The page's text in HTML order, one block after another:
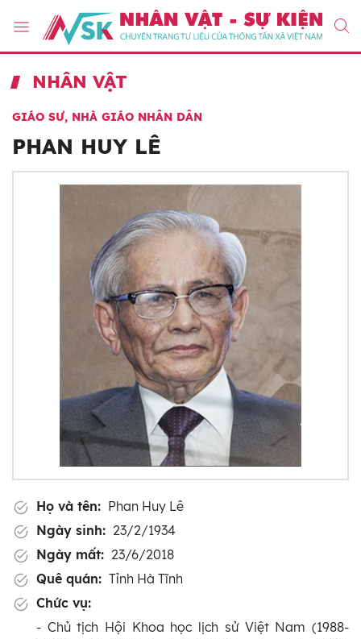
NHÂN VẬT
GIÁO SƯ, NHÀ GIÁO NHÂN DÂN
PHAN HUY LÊ
Họ và tên: Phan Huy Lê
Ngày sinh: 23/2/1934
Ngày mất: 23/6/2018
Quê quán: Tỉnh Hà Tĩnh
Chức vụ:
- Chủ tịch Hội Khoa học lịch sử Việt Nam (1988-